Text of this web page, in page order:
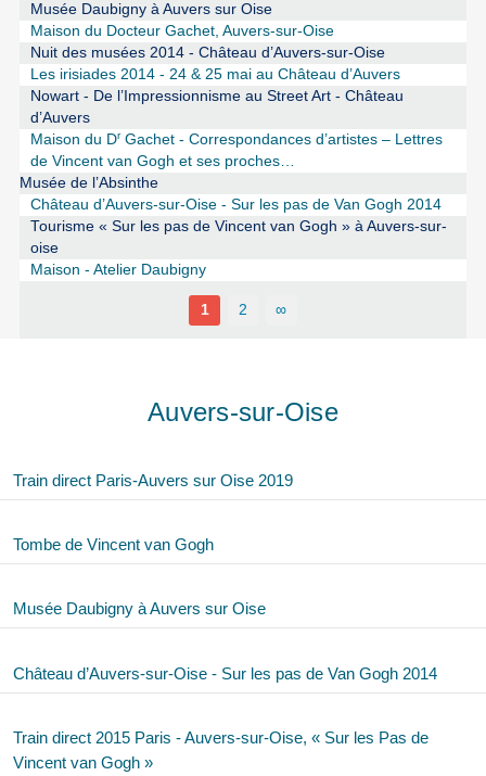
Musée Daubigny à Auvers sur Oise
Maison du Docteur Gachet, Auvers-sur-Oise
Nuit des musées 2014 - Château d’Auvers-sur-Oise
Les irisiades 2014 - 24 & 25 mai au Château d’Auvers
Nowart - De l’Impressionnisme au Street Art - Château
d’Auvers
Maison du DrGachet - Correspondances d’artistes – Lettres
de Vincent van Gogh et ses proches…
Musée de l’Absinthe
Château d’Auvers-sur-Oise - Sur les pas de Van Gogh 2014
Tourisme « Sur les pas de Vincent van Gogh » à Auvers-sur-
oise
Maison - Atelier Daubigny
1 2 ∞
Auvers-sur-Oise
Train direct Paris-Auvers sur Oise 2019
Tombe de Vincent van Gogh
Musée Daubigny à Auvers sur Oise
Château d’Auvers-sur-Oise - Sur les pas de Van Gogh 2014
Train direct 2015 Paris - Auvers-sur-Oise, « Sur les Pas de
Vincent van Gogh »